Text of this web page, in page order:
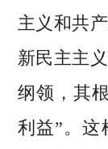
主义和共
新民主主
纲领，其
利益”。这